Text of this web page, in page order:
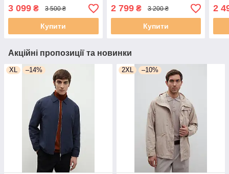
3 099 ₴ 3 500 ₴
Купити
2 799₴ 3 200 ₴
Купити
2
Акційні пропозиції та новинки
XL –14% 2XL –10%